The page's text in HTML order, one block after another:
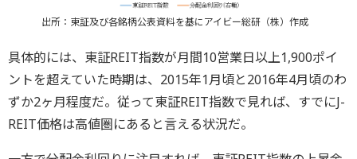
出所：東証及び各銘柄公表資料を基にアイビー総研（株）作成
具体的には、東証REIT指数が月間10営業日以上1,900ポイ
ントを超えていた時期は、2015年1月頃と2016年4月頃のわ
ずか2ヶ月程度だ。従って東証REIT指数で見れば、すでにJ-
REIT価格は高値圏にあると言える状況だ。